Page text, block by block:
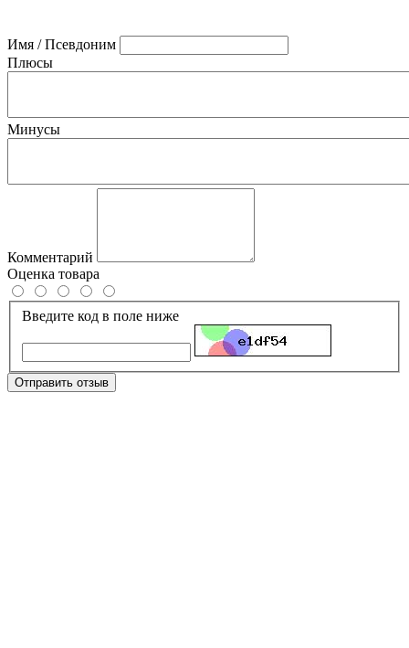
Имя / Псевдоним
Плюсы
Минусы
Комментарий
Оценка товара
Введите код в поле ниже
Отправить отзыв